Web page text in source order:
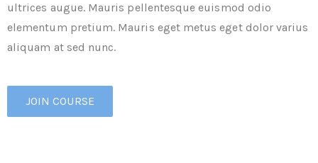
ultrices augue. Mauris pellentesque euismod odio
elementum pretium. Mauris eget metus eget dolor varius
aliquam at sed nunc.
JOIN COURSE